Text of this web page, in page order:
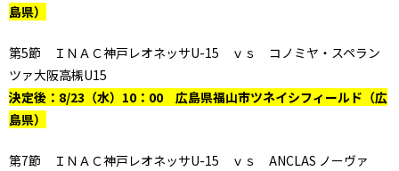
島県）
第5節 ＩＮＡＣ神戸レオネッサU-15 ｖｓ コノミヤ・スペラン
ツァ大阪高槻U15
決定後：8/23（水）10：00 広島県福山市ツネイシフィールド（広
島県）
第7節 ＩＮＡＣ神戸レオネッサU-15 ｖｓ ANCLAS ノーヴァ